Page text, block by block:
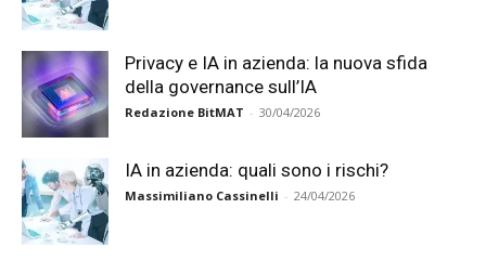
Privacy e IA in azienda: la nuova sfida
della governance sull’IA
Redazione BitMAT - 30/04/2026
IA in azienda: quali sono i rischi?
Massimiliano Cassinelli - 24/04/2026